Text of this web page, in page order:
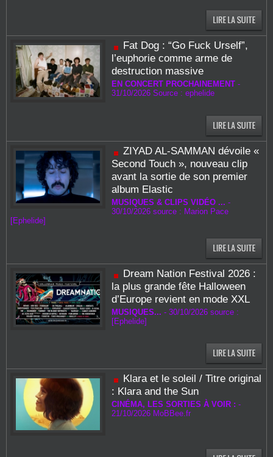
Fat Dog : “Go Fuck Urself”,
l’euphorie comme arme de
destruction massive
EN CONCERT PROCHAINEMENT-
31/10/2026 Source : ephelide
ZIYAD AL‑SAMMAN dévoile «
Second Touch », nouveau clip
avant la sortie de son premier
album Elastic
MUSIQUES & CLIPS VIDÉO ... -
30/10/2026 source : Marion Pace
[Ephelide]
Dream Nation Festival 2026 :
la plus grande fête Halloween
d’Europe revient en mode XXL
MUSIQUES... - 30/10/2026 source :
[Ephelide]
Klara et le soleil / Titre original
: Klara and the Sun
CINÉMA, LES SORTIES À VOIR : -
21/10/2026 MoBBee.fr